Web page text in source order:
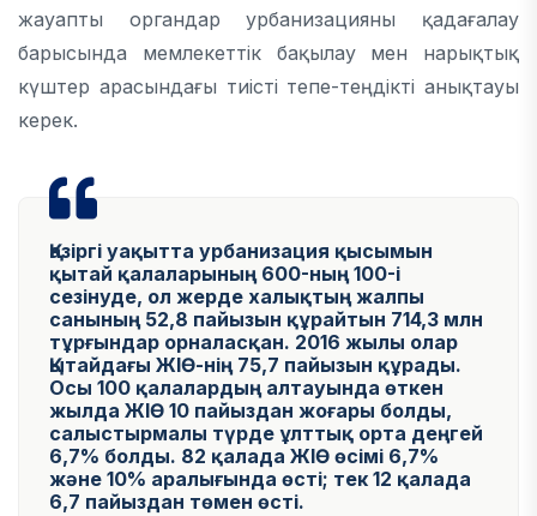
жауапты органдар урбанизацияны қадағалау
барысында мемлекеттік бақылау мен нарықтық
күштер арасындағы тиісті тепе-теңдікті анықтауы
керек.
Қазіргі уақытта урбанизация қысымын
қытай қалаларының 600-ның 100-і
сезінуде, ол жерде халықтың жалпы
санының 52,8 пайызын құрайтын 714,3 млн
тұрғындар орналасқан. 2016 жылы олар
Қытайдағы ЖІӨ-нің 75,7 пайызын құрады.
Осы 100 қалалардың алтауында өткен
жылда ЖІӨ 10 пайыздан жоғары болды,
салыстырмалы түрде ұлттық орта деңгей
6,7% болды. 82 қалада ЖІӨ өсімі 6,7%
және 10% аралығында өсті; тек 12 қалада
6,7 пайыздан төмен өсті.